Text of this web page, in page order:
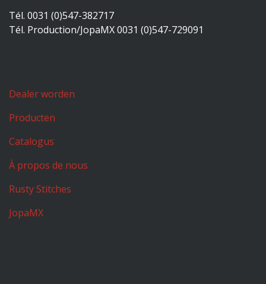
Tél. 0031 (0)547-382717
Tél. Production/JopaMX 0031 (0)547-729091
Dealer worden
Producten
Catalogus
À propos de nous
Rusty Stitches
JopaMX